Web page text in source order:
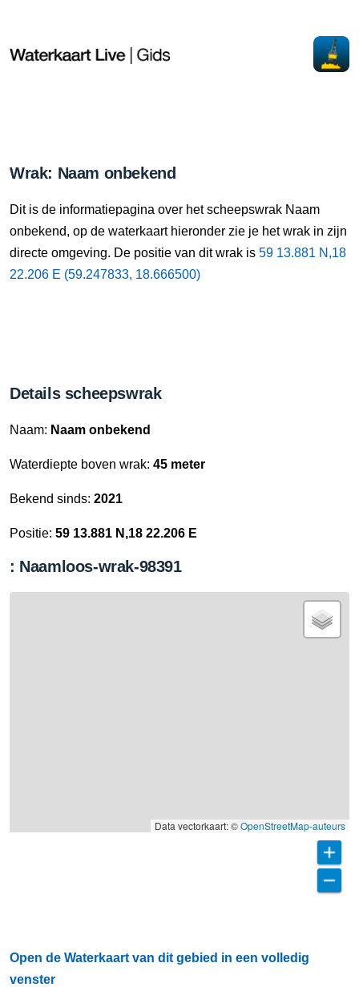
Wrak: Naam onbekend
Dit is de informatiepagina over het scheepswrak Naam
onbekend, op de waterkaart hieronder zie je het wrak in zijn
directe omgeving. De positie van dit wrak is 59 13.881 N,18
22.206 E (59.247833, 18.666500)
Details scheepswrak
Naam: Naam onbekend
Waterdiepte boven wrak: 45 meter
Bekend sinds: 2021
Positie: 59 13.881 N,18 22.206 E
: Naamloos-wrak-98391
Data vectorkaart: ©OpenStreetMap-auteurs
Open de Waterkaart van dit gebied in een volledig
venster